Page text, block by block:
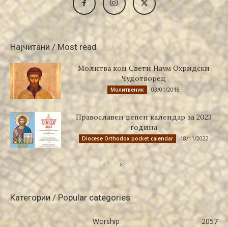
Најчитани / Most read
Молитва кон Свети Наум Охридски
Чудотворец
Молитвеник 03/01/2018
Православен џепен календар за 2023
година
Diocese Orthodox pocket calendar 18/11/2022
Категории / Popular categories
Worship 2057